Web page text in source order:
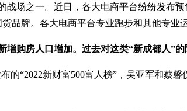
一。近日，各大电商平台纷纷发布预
品牌。各大电商平台专业跑步和其他专业
购房人口增加。过去对这类“新成都人”
新财富500富人榜”，吴亚军和蔡馨